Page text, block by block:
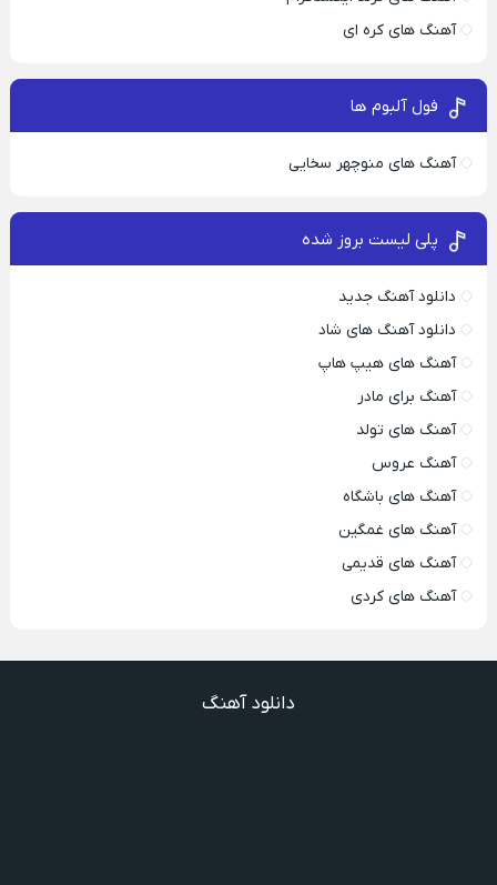
آهنگ های کره ای
فول آلبوم ها
آهنگ های منوچهر سخایی
پلی لیست بروز شده
دانلود آهنگ جدید
دانلود آهنگ های شاد
آهنگ های هیپ هاپ
آهنگ برای مادر
آهنگ های تولد
آهنگ عروس
آهنگ های باشگاه
آهنگ های غمگین
آهنگ های قدیمی
آهنگ های کردی
دانلود آهنگ